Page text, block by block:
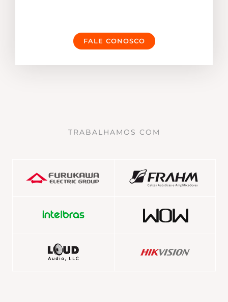
FALE CONOSCO
TRABALHAMOS COM